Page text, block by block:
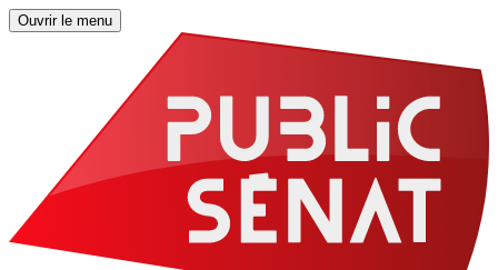
Ouvrir le menu